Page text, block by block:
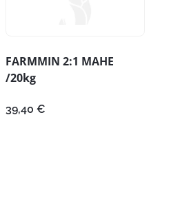
FARMMIN 2:1 MAHE
/20kg
39,40 €